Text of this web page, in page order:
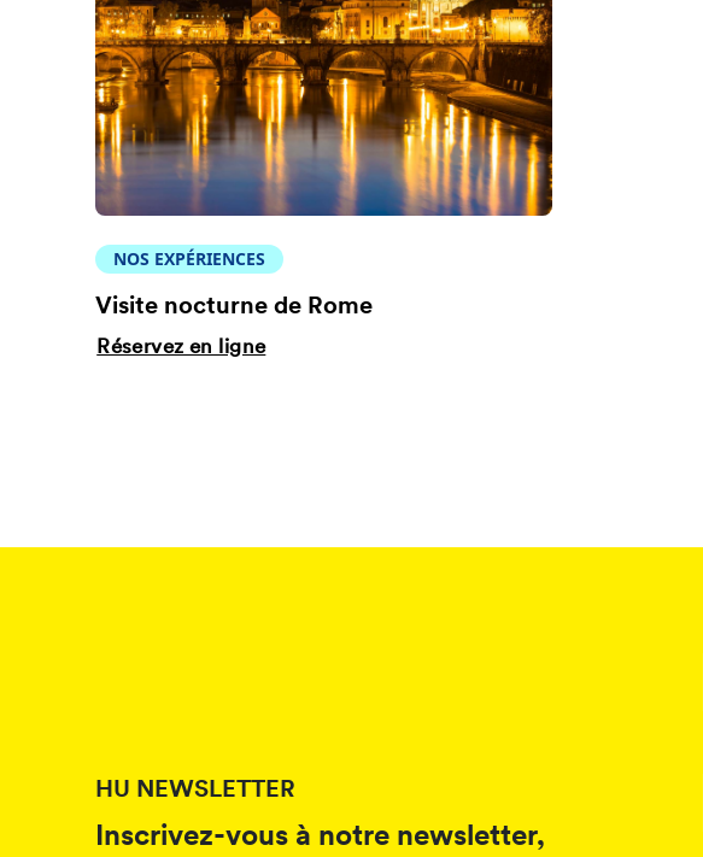
NOS EXPÉRIENCES
Visite nocturne de Rome
Réservez en ligne
HU NEWSLETTER
Inscrivez-vous à notre newsletter,